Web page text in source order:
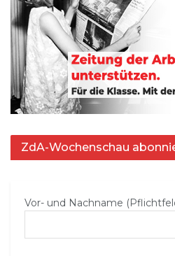
ZdA-Wochenschau
Vor- und Nachname